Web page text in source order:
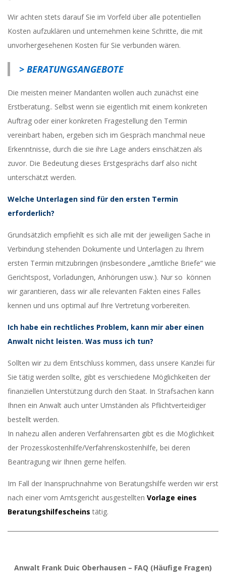
Wir achten stets darauf Sie im Vorfeld über alle potentiellen
Kosten aufzuklären und unternehmen keine Schritte, die mit
unvorhergesehenen Kosten für Sie verbunden wären.
> BERATUNGSANGEBOTE
Die meisten meiner Mandanten wollen auch zunächst eine
Erstberatung.. Selbst wenn sie eigentlich mit einem konkreten
Auftrag oder einer konkreten Fragestellung den Termin
vereinbart haben, ergeben sich im Gespräch manchmal neue
Erkenntnisse, durch die sie ihre Lage anders einschätzen als
zuvor. Die Bedeutung dieses Erstgesprächs darf also nicht
unterschätzt werden.
Welche Unterlagen sind für den ersten Termin
erforderlich?
Grundsätzlich empfiehlt es sich alle mit der jeweiligen Sache in
Verbindung stehenden Dokumente und Unterlagen zu Ihrem
ersten Termin mitzubringen (insbesondere „amtliche Briefe“ wie
Gerichtspost, Vorladungen, Anhörungen usw.). Nur so können
wir garantieren, dass wir alle relevanten Fakten eines Falles
kennen und uns optimal auf Ihre Vertretung vorbereiten.
Ich habe ein rechtliches Problem, kann mir aber einen
Anwalt nicht leisten. Was muss ich tun?
Sollten wir zu dem Entschluss kommen, dass unsere Kanzlei für
Sie tätig werden sollte, gibt es verschiedene Möglichkeiten der
finanziellen Unterstützung durch den Staat. In Strafsachen kann
Ihnen ein Anwalt auch unter Umständen als Pflichtverteidiger
bestellt werden.
In nahezu allen anderen Verfahrensarten gibt es die Möglichkeit
der Prozesskostenhilfe/Verfahrenskostenhilfe, bei deren
Beantragung wir Ihnen gerne helfen.
Im Fall der Inanspruchnahme von Beratungshilfe werden wir erst
nach einer vom Amtsgericht ausgestellten Vorlage eines
Beratungshilfescheinstätig.
Anwalt Frank Duic Oberhausen – FAQ (Häufige Fragen)